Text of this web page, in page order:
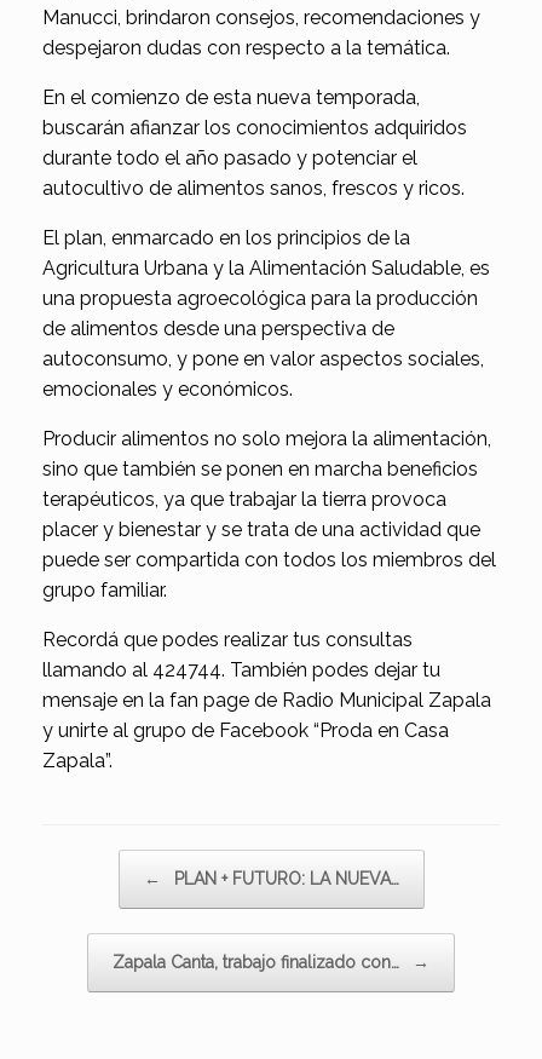
Manucci, brindaron consejos, recomendaciones y
despejaron dudas con respecto a la temática.
En el comienzo de esta nueva temporada,
buscarán afianzar los conocimientos adquiridos
durante todo el año pasado y potenciar el
autocultivo de alimentos sanos, frescos y ricos.
El plan, enmarcado en los principios de la
Agricultura Urbana y la Alimentación Saludable, es
una propuesta agroecológica para la producción
de alimentos desde una perspectiva de
autoconsumo, y pone en valor aspectos sociales,
emocionales y económicos.
Producir alimentos no solo mejora la alimentación,
sino que también se ponen en marcha beneficios
terapéuticos, ya que trabajar la tierra provoca
placer y bienestar y se trata de una actividad que
puede ser compartida con todos los miembros del
grupo familiar.
Recordá que podes realizar tus consultas
llamando al 424744. También podes dejar tu
mensaje en la fan page de Radio Municipal Zapala
y unirte al grupo de Facebook “Proda en Casa
Zapala”.
← PLAN + FUTURO: LA NUEVA…
Zapala Canta, trabajo finalizado con… →